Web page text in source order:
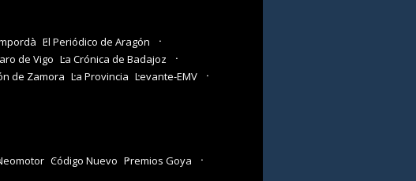
El Periódico de Aragón
de Vigo La Crónica de Badajoz
de Zamora La Provincia Levante-EMV
Código Nuevo Premios Goya